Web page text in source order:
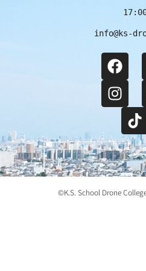
info@ks-
©️K.S. School Drone